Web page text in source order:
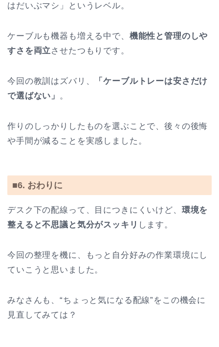
はだいぶマシ」というレベル。
ケーブルも機器も増える中で、 機能性と管理のしや
すさを両立させたつもりです。
今回の教訓はズバリ、
「ケーブルトレーは安さだけ
で選ばない」 。
作りのしっかりしたものを選ぶことで、後々の後悔
や手間が減ることを実感しました。
■6. おわりに
デスク下の配線って、目につきにくいけど、 環境を
整えると不思議と気分がスッキリ します。
今回の整理を機に、もっと自分好みの作業環境にし
ていこうと思いました。
みなさんも、“ちょっと気になる配線”をこの機会に
見直してみては？